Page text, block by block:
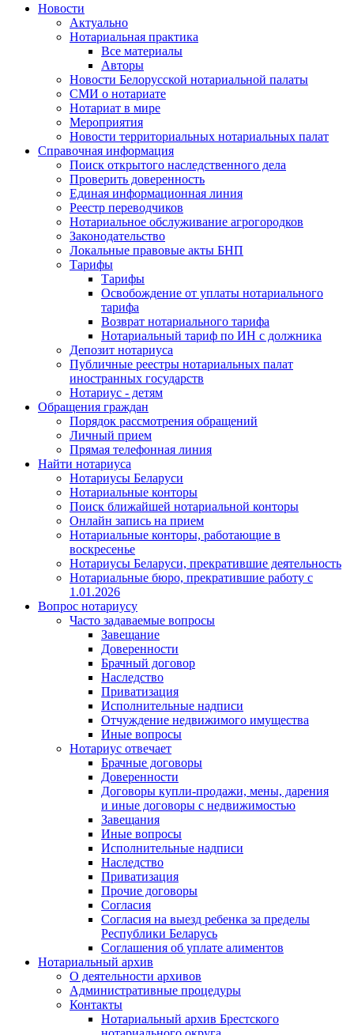
Новости
Актуально
Нотариальная практика
Все материалы
Авторы
Новости Белорусской нотариальной палаты
СМИ о нотариате
Нотариат в мире
Мероприятия
Новости территориальных нотариальных палат
Справочная информация
Поиск открытого наследственного дела
Проверить доверенность
Единая информационная линия
Реестр переводчиков
Нотариальное обслуживание агрогородков
Законодательство
Локальные правовые акты БНП
Тарифы
Тарифы
Освобождение от уплаты нотариального
тарифа
Возврат нотариального тарифа
Нотариальный тариф по ИН с должника
Депозит нотариуса
Публичные реестры нотариальных палат
иностранных государств
Нотариус - детям
Обращения граждан
Порядок рассмотрения обращений
Личный прием
Прямая телефонная линия
Найти нотариуса
Нотариусы Беларуси
Нотариальные конторы
Поиск ближайшей нотариальной конторы
Онлайн запись на прием
Нотариальные конторы, работающие в
воскресенье
Нотариусы Беларуси, прекратившие деятельность
Нотариальные бюро, прекратившие работу с
1.01.2026
Вопрос нотариусу
Часто задаваемые вопросы
Завещание
Доверенности
Брачный договор
Наследство
Приватизация
Исполнительные надписи
Отчуждение недвижимого имущества
Иные вопросы
Нотариус отвечает
Брачные договоры
Доверенности
Договоры купли-продажи, мены, дарения
и иные договоры с недвижимостью
Завещания
Иные вопросы
Исполнительные надписи
Наследство
Приватизация
Прочие договоры
Согласия
Согласия на выезд ребенка за пределы
Республики Беларусь
Соглашения об уплате алиментов
Нотариальный архив
О деятельности архивов
Административные процедуры
Контакты
Нотариальный архив Брестского